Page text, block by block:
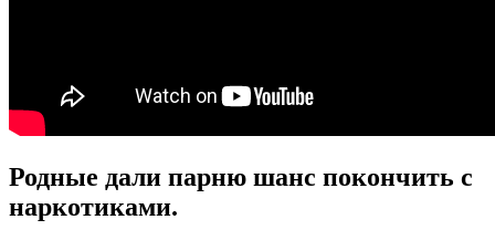
Родные дали парню шанс покончить с
наркотиками.